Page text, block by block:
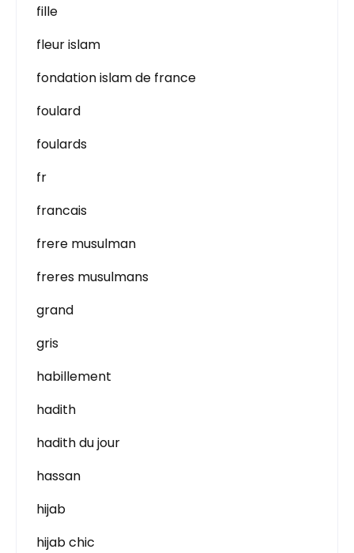
fille
fleur islam
fondation islam de france
foulard
foulards
fr
francais
frere musulman
freres musulmans
grand
gris
habillement
hadith
hadith du jour
hassan
hijab
hijab chic